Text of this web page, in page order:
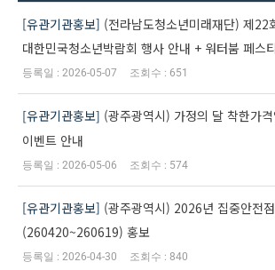
유관기관홍보 (전라남도청소년미래재단) 제22
대한민국청소년박람회 행사 안내 + 워터붐 페스
2026-05-07 651
유관기관홍보 (광주광역시) 가정의 달 착한가
이벤트 안내
2026-05-06 574
유관기관홍보 (광주광역시) 2026년 집중안전
(260420~260619) 홍보
2026-04-30 840